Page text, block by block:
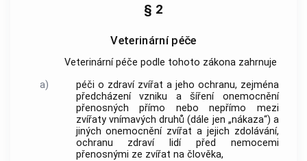
§ 2
Veterinární péče
Veterinární péče podle tohoto zákona zahrnuje
a)
péči o zdraví zvířat a jeho ochranu, zejména
předcházení vzniku a šíření onemocnění
přenosných přímo nebo nepřímo mezi
zvířaty vnímavých druhů (dále jen „nákaza“) a
jiných onemocnění zvířat a jejich zdolávání,
ochranu zdraví lidí před nemocemi
přenosnými ze zvířat na člověka,